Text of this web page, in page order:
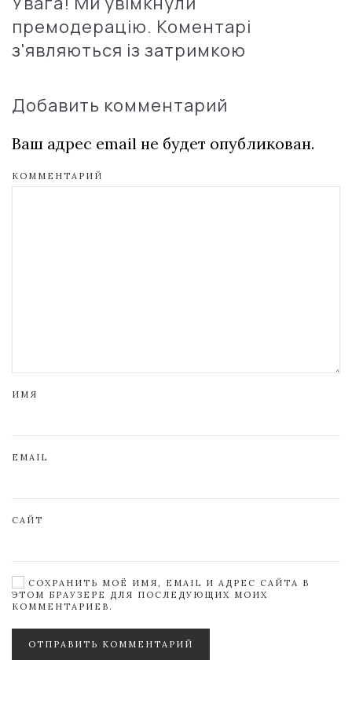
премодерацію. Коментарі
з'являються із затримкою
Добавить комментарий
Ваш адрес email не будет опубликован.
КОММЕНТАРИЙ
ИМЯ
EMAIL
САЙТ
СОХРАНИТЬ МОЁ ИМЯ, EMAIL И АДРЕС САЙТА В
ЭТОМ БРАУЗЕРЕ ДЛЯ ПОСЛЕДУЮЩИХ МОИХ
КОММЕНТАРИЕВ.
ОТПРАВИТЬ КОММЕНТАРИЙ